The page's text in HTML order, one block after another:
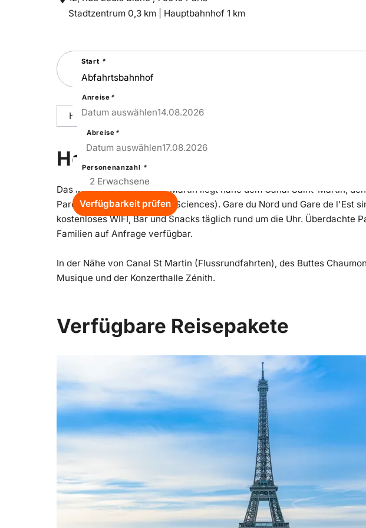
Entfernung
Stadtzentrum 0,3 km | Entfernung
Hauptbahnhof 1 km
Sie
nach
einer
Städtereise
Start *
Anreise *
14
Fri
Datum auswählen14.08.2026
Abreise *
17
Mon
Datum auswählen17.08.2026
Personenanzahl *
Verfügbarkeit prüfen
Hoteldetails Reisepakete
Hoteldetails
Das ibis Paris Canal Saint-Martin liegt nahe dem Canal Saint-Martin,
Parc de la Villette (Cité des Sciences). Gare du Nord und Gare de l'Est
kostenloses WIFI, Bar und Snacks täglich rund um die Uhr.
Familien auf Anfrage verfügbar.
In der Nähe von Canal St Martin (Flussrundfahrten), des Buttes
Musique und der Konzerthalle Zénith.
Verfügbare Reisepakete